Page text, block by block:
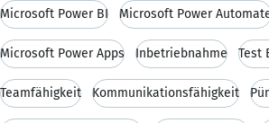
Microsoft Power BI Microsoft Power
Microsoft Power Apps Inbetriebnahme Test
Teamfähigkeit Kommunikationsfähigkeit